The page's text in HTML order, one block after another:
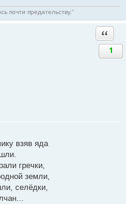
почти предательству."
1
взяв яда
гречки,
земли,
селёдки,